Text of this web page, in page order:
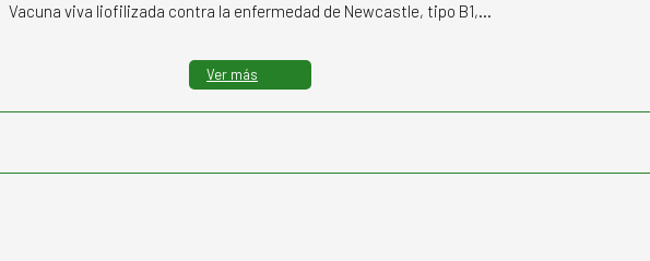
Vacuna viva liofilizada contra la enfermedad de Newcastle, tipo B1,…
Ver más